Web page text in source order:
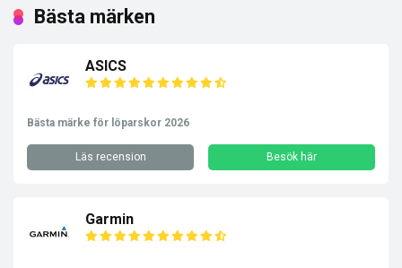
Bästa märken
ASICS
Bästa märke för löparskor 2026
Läs recension Besök här
Garmin